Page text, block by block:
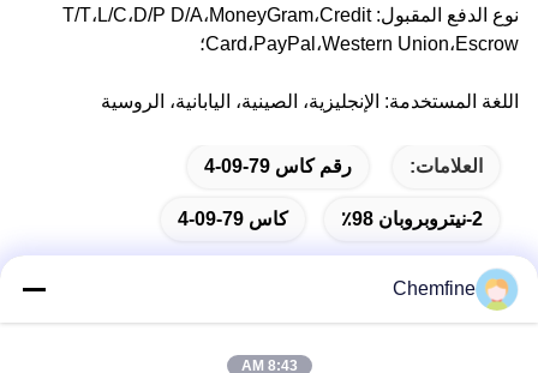
نوع الدفع المقبول: T/T،L/C،D/P D/A،MoneyGram،Credit
Card،PayPal،Western Union،Escrow؛
اللغة المستخدمة: الإنجليزية، الصينية، اليابانية، الروسية
العلامات: رقم كاس 79-09-4
2-نيتروبروبان 98٪ كاس 79-09-4
Chemfine
8:43 AM